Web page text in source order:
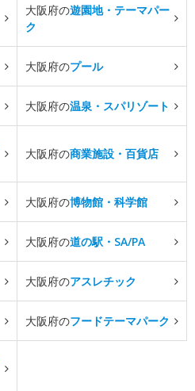
大阪府の遊園地・テーマパー
ク
大阪府のプール
大阪府の温泉・スパリゾート
大阪府の商業施設・百貨店
大阪府の博物館・科学館
大阪府の道の駅・SA/PA
大阪府のアスレチック
大阪府のフードテーマパーク